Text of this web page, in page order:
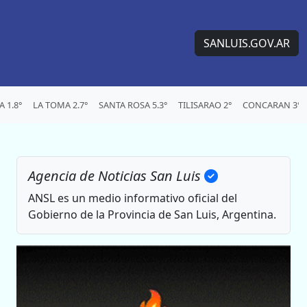
SANLUIS.GOV.AR
1.8° LA TOMA 2.7° SANTA ROSA 5.3° TILISARAO 2° CONCARAN 3°
Agencia de Noticias San Luis
ANSL es un medio informativo oficial del
Gobierno de la Provincia de San Luis, Argentina.